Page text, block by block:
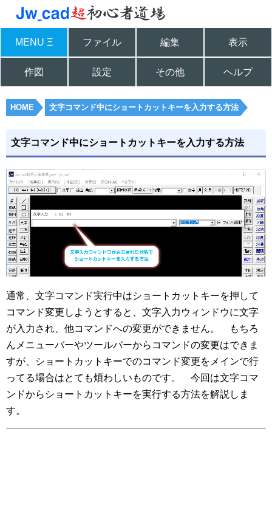
MENU Ξ ファイル 編集 表示
作図 設定 その他 ヘルプ
HOME 文字コマンド中にショートカットキーを入力する方法
文字コマンド中にショートカットキーを入力する方法
通常、文字コマンド実行中はショートカットキーを押して
コマンド変更しようとすると、文字入力ウィンドウに文字
が入力され、他コマンドへの変更ができません。 もちろ
んメニューバーやツールバーからコマンドの変更はできま
すが、ショートカットキーでのコマンド変更をメインで行
ってる場合はとても煩わしいものです。 今回は文字コマ
ンドからショートカットキーを実行する方法を解説しま
す。